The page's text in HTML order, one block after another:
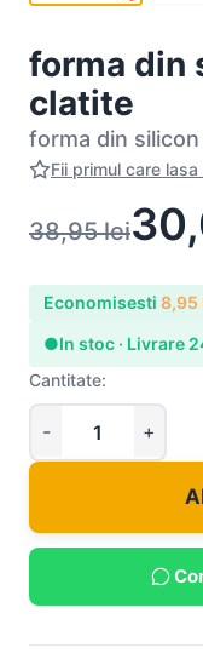
forma din
clatite
forma din
Fii primul care
38,95lei
Economisesti 8,95
●In stoc · Livrare
Cantitate: